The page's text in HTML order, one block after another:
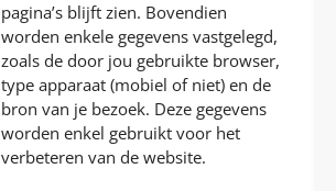
pagina’s blijft zien. Bovendien
worden enkele gegevens vastgelegd,
zoals de door jou gebruikte browser,
type apparaat (mobiel of niet) en de
bron van je bezoek. Deze gegevens
worden enkel gebruikt voor het
verbeteren van de website.